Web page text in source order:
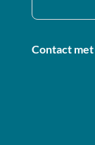
Contact met